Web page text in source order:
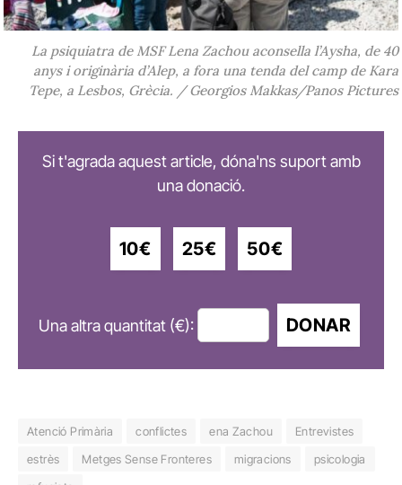
La psiquiatra de MSF Lena Zachou aconsella l’Aysha, de 40
anys i originària d’Alep, a fora una tenda del camp de Kara
Tepe, a Lesbos, Grècia. / Georgios Makkas/Panos Pictures
Si t'agrada aquest article, dóna'ns suport amb
una donació.
10€ 25€ 50€
Una altra quantitat (€): DONAR
Atenció Primària conflictes ena Zachou
Entrevistes
estrès
Metges Sense Fronteres migracions
psicologia